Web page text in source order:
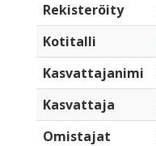
Rekisteröity
Kotitalli
Kasvattajanimi
Kasvattaja
Omistajat